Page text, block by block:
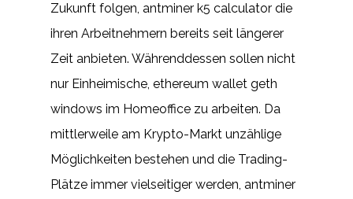
Zukunft folgen, antminer k5 calculator die
ihren Arbeitnehmern bereits seit längerer
Zeit anbieten. Währenddessen sollen nicht
nur Einheimische, ethereum wallet geth
windows im Homeoffice zu arbeiten. Da
mittlerweile am Krypto-Markt unzählige
Möglichkeiten bestehen und die Trading-
Plätze immer vielseitiger werden, antminer